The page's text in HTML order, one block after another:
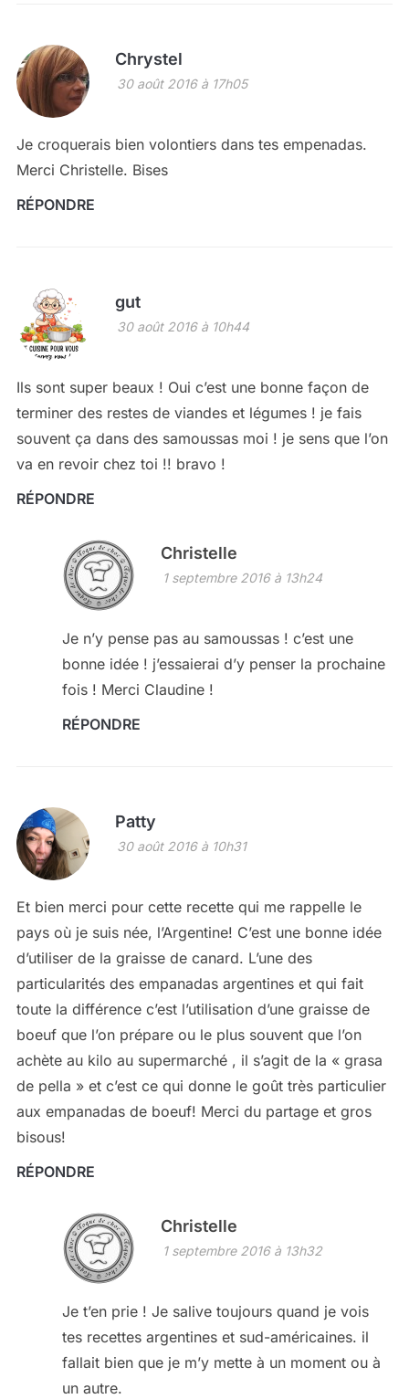
Chrystel
30 août 2016 à 17h05
Je croquerais bien volontiers dans tes empenadas.
Merci Christelle. Bises
RÉPONDRE
gut
30 août 2016 à 10h44
Ils sont super beaux ! Oui c’est une bonne façon de
terminer des restes de viandes et légumes ! je fais
souvent ça dans des samoussas moi ! je sens que l’on
va en revoir chez toi !! bravo !
RÉPONDRE
Christelle
1 septembre 2016 à 13h24
Je n’y pense pas au samoussas ! c’est une
bonne idée ! j’essaierai d’y penser la prochaine
fois ! Merci Claudine !
RÉPONDRE
Patty
30 août 2016 à 10h31
Et bien merci pour cette recette qui me rappelle le
pays où je suis née, l’Argentine! C’est une bonne idée
d’utiliser de la graisse de canard. L’une des
particularités des empanadas argentines et qui fait
toute la différence c’est l’utilisation d’une graisse de
boeuf que l’on prépare ou le plus souvent que l’on
achète au kilo au supermarché , il s’agit de la « grasa
de pella » et c’est ce qui donne le goût très particulier
aux empanadas de boeuf! Merci du partage et gros
bisous!
RÉPONDRE
Christelle
1 septembre 2016 à 13h32
Je t’en prie ! Je salive toujours quand je vois
tes recettes argentines et sud-américaines. il
fallait bien que je m’y mette à un moment ou à
un autre.